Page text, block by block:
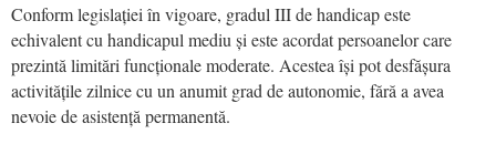
Conform legislației în vigoare, gradul III de handicap este
echivalent cu handicapul mediu și este acordat persoanelor care
prezintă limitări funcționale moderate. Acestea își pot desfășura
activitățile zilnice cu un anumit grad de autonomie, fără a avea
nevoie de asistență permanentă.